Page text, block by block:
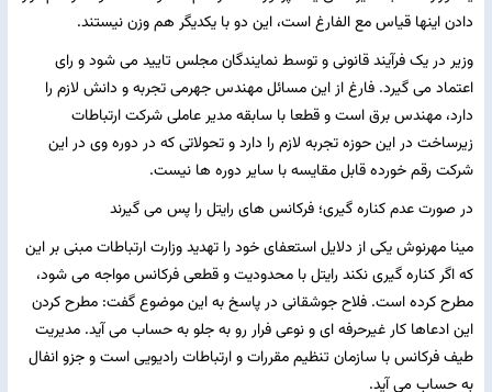
دادن اینها قیاس مع الفارغ است، این دو با یکدیگر هم وزن نیستند.
وزیر در یک فرآیند قانونی و توسط نمایندگان مجلس تایید می شود و رای
اعتماد می گیرد. فارغ از این مسائل مهندس جهرمی تجربه و دانش لازم را
دارد، مهندس برق است و قطعا با سابقه مدیر عاملی شرکت ارتباطات
زیرساخت در این حوزه تجربه لازم را دارد و تحولاتی که در دوره وی در این
شرکت رقم خورده قابل مقایسه با سایر دوره ها نیست.
در صورت عدم کناره گیری؛ فرکانس های رایتل را پس می گیرند
مینا مهرنوش یکی از دلایل استعفای خود را تهدید وزارت ارتباطات مبنی بر این
که اگر کناره گیری نکند رایتل با محدودیت و قطعی فرکانس مواجه می شود،
مطرح کرده است. فلاح جوشقانی در پاسخ به این موضوع گفت: مطرح کردن
این ادعاها کار غیرحرفه ای و نوعی فرار رو به جلو به حساب می آید. مدیریت
طیف فرکانس با سازمان تنظیم مقررات و ارتباطات رادیویی است و جزو انفال
به حساب می آید.